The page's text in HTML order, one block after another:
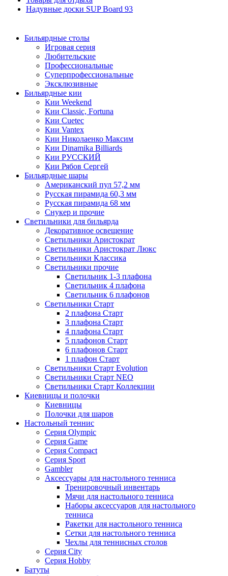
Надувные доски SUP Board 93
Бильярдные столы
Игровая серия
Любительские
Профессиональные
Суперпрофессиональные
Эксклюзивные
Бильярдные кии
Кии Weekend
Кии Classic, Fortuna
Кии Cuetec
Кии Vantex
Кии Николаенко Максим
Кии Dinamika Billiards
Кии РУССКИЙ
Кии Рябов Сергей
Бильярдные шары
Американский пул 57,2 мм
Русская пирамида 60,3 мм
Русская пирамида 68 мм
Снукер и прочие
Светильники для бильярда
Декоративное освещение
Светильники Аристократ
Светильники Аристократ Люкс
Светильники Классика
Светильники прочие
Светильник 1-3 плафона
Светильник 4 плафона
Светильник 6 плафонов
Светильники Старт
2 плафона Старт
3 плафона Старт
4 плафона Старт
5 плафонов Старт
6 плафонов Старт
1 плафон Старт
Светильники Старт Evolution
Светильники Старт NEO
Светильники Старт Коллекции
Киевницы и полочки
Киевницы
Полочки для шаров
Настольный теннис
Серия Olympic
Серия Game
Серия Compact
Серия Sport
Gambler
Аксессуары для настольного тенниса
Тренировочный инвентарь
Мячи для настольного тенниса
Наборы аксессуаров для настольного
тенниса
Ракетки для настольного тенниса
Сетки для настольного тенниса
Чехлы для теннисных столов
Серия City
Серия Hobby
Батуты